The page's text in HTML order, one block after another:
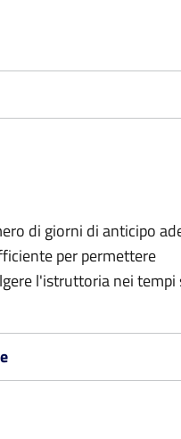
di giorni di anticipo
per permettere
l'istruttoria nei tempi